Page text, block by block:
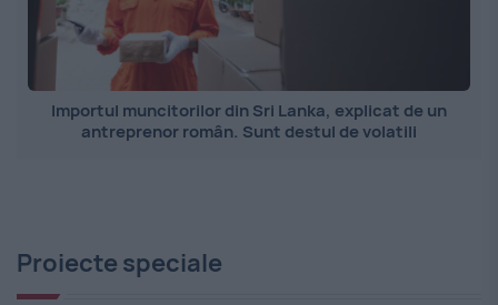
Importul muncitorilor din Sri Lanka, explicat de un
antreprenor român. Sunt destul de volatili
Proiecte speciale